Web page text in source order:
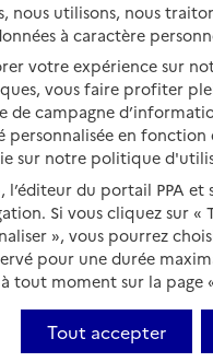
domicile
nous utilisons, nous
à caractère
votre expérience sur
vous faire profiter
de campagne
en
sur notre politique
du portail PPA
Si vous cliquez sur «
», vous pourrez
pour une durée
moment sur la page
Tout accepter